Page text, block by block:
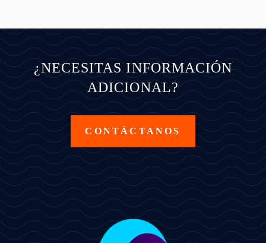
¿NECESITAS INFORMACIÓN
ADICIONAL?
CONTÁCTANOS